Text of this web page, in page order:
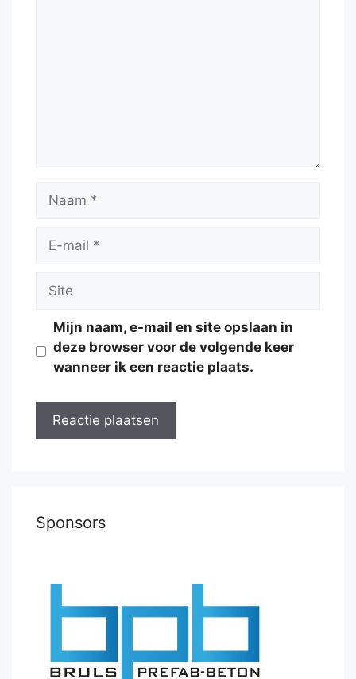
Naam
Site
Mijn naam, e-mail en site opslaan in
deze browser voor de volgende keer
wanneer ik een reactie plaats.
Sponsors